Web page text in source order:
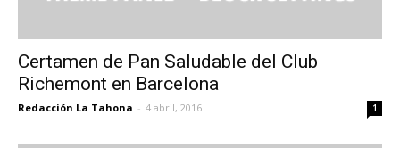
Certamen de Pan Saludable del Club
Richemont en Barcelona
Redacción La Tahona - 4 abril, 2016 1